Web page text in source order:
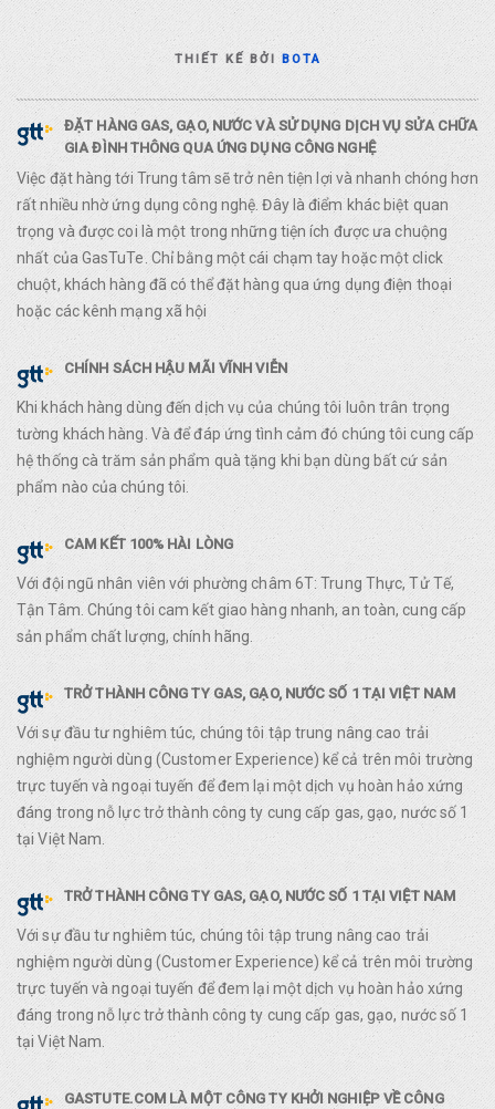
THIẾT KẾ BỞIBOTA
ĐẶT HÀNG GAS, GẠO, NƯỚC VÀ SỬ DỤNG DỊCH VỤ SỬA CHỮA
GIA ĐÌNH THÔNG QUA ỨNG DỤNG CÔNG NGHỆ
Việc đặt hàng tới Trung tâm sẽ trở nên tiện lợi và nhanh chóng hơn
rất nhiều nhờ ứng dụng công nghệ. Đây là điểm khác biệt quan
trọng và được coi là một trong những tiện ích được ưa chuộng
nhất của GasTuTe. Chỉ bằng một cái chạm tay hoặc một click
chuột, khách hàng đã có thể đặt hàng qua ứng dụng điện thoại
hoặc các kênh mạng xã hội
CHÍNH SÁCH HẬU MÃI VĨNH VIỄN
Khi khách hàng dùng đến dịch vụ của chúng tôi luôn trân trọng
tường khách hàng. Và để đáp ứng tình cảm đó chúng tôi cung cấp
hệ thống cà trăm sản phẩm quà tặng khi bạn dùng bất cứ sản
phẩm nào của chúng tôi.
CAM KẾT 100% HÀI LÒNG
Với đội ngũ nhân viên với phường châm 6T: Trung Thực, Tử Tế,
Tận Tâm. Chúng tôi cam kết giao hàng nhanh, an toàn, cung cấp
sản phẩm chất lượng, chính hãng.
TRỞ THÀNH CÔNG TY GAS, GẠO, NƯỚC SỐ 1 TẠI VIỆT NAM
Với sự đầu tư nghiêm túc, chúng tôi tập trung nâng cao trải
nghiệm người dùng (Customer Experience) kể cả trên môi trường
trực tuyến và ngoại tuyến để đem lại một dịch vụ hoàn hảo xứng
đáng trong nỗ lực trở thành công ty cung cấp gas, gạo, nước số 1
tại Việt Nam.
TRỞ THÀNH CÔNG TY GAS, GẠO, NƯỚC SỐ 1 TẠI VIỆT NAM
Với sự đầu tư nghiêm túc, chúng tôi tập trung nâng cao trải
nghiệm người dùng (Customer Experience) kể cả trên môi trường
trực tuyến và ngoại tuyến để đem lại một dịch vụ hoàn hảo xứng
đáng trong nỗ lực trở thành công ty cung cấp gas, gạo, nước số 1
tại Việt Nam.
GASTUTE.COM LÀ MỘT CÔNG TY KHỞI NGHIỆP VỀ CÔNG